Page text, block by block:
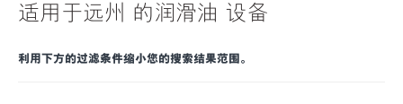
适用于远州 的润滑油 设备
利用下方的过滤条件缩小您的搜索结果范围。